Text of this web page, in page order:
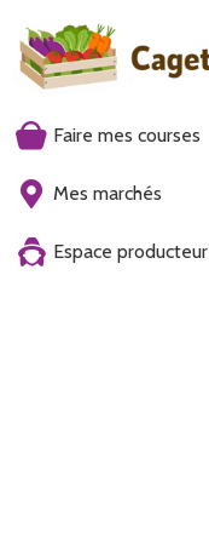
Faire mes courses
Mes marchés
Espace producteur